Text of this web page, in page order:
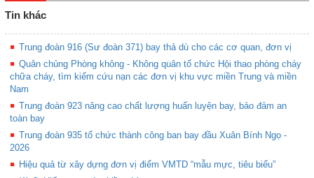
Tin khác
Trung đoàn 916 (Sư đoàn 371) bay thả dù cho các cơ quan, đơn vị
Quân chủng Phòng không - Không quân tổ chức Hội thao phòng cháy
chữa cháy, tìm kiếm cứu nạn các đơn vị khu vực miền Trung và miền
Nam
Trung đoàn 923 nâng cao chất lượng huấn luyện bay, bảo đảm an
toàn bay
Trung đoàn 935 tổ chức thành công ban bay đầu Xuân Bính Ngọ -
2026
Hiệu quả từ xây dựng đơn vị điểm VMTD “mẫu mực, tiêu biểu”